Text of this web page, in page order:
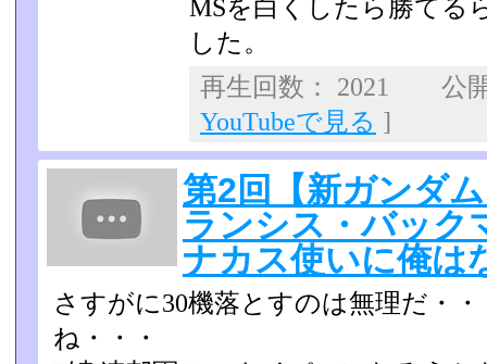
MSを白くしたら勝てる
した。
再生回数： 2021 公
YouTubeで見る ]
第2回【新ガンダ
ランシス・バック
ナカス使いに俺は
さすがに30機落とすのは無理だ・
ね・・・